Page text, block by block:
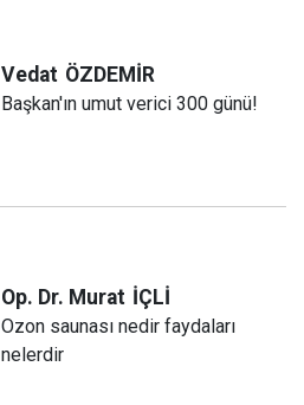
Vedat ÖZDEMİR
Başkan'ın umut verici 300 günü!
Op. Dr. Murat İÇLİ
Ozon saunası nedir faydaları
nelerdir